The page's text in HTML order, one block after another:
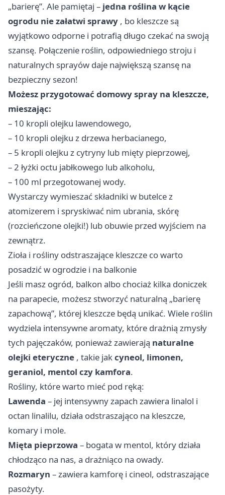
„barierę”. Ale pamiętaj – jedna roślina w kącie
ogrodu nie załatwi sprawy , bo kleszcze są
wyjątkowo odporne i potrafią długo czekać na swoją
szansę. Połączenie roślin, odpowiedniego stroju i
naturalnych sprayów daje największą szansę na
bezpieczny sezon!
Możesz przygotować domowy spray na kleszcze,
mieszając:
– 10 kropli olejku lawendowego,
– 10 kropli olejku z drzewa herbacianego,
– 5 kropli olejku z cytryny lub mięty pieprzowej,
– 2 łyżki octu jabłkowego lub alkoholu,
– 100 ml przegotowanej wody.
Wystarczy wymieszać składniki w butelce z
atomizerem i spryskiwać nim ubrania, skórę
(rozcieńczone olejki!) lub obuwie przed wyjściem na
zewnątrz.
Zioła i rośliny odstraszające kleszcze co warto
posadzić w ogrodzie i na balkonie
Jeśli masz ogród, balkon albo chociaż kilka doniczek
na parapecie, możesz stworzyć naturalną „barierę
zapachową”, której kleszcze będą unikać. Wiele roślin
wydziela intensywne aromaty, które drażnią zmysły
tych pajęczaków, ponieważ zawierają naturalne
olejki eteryczne , takie jakcyneol, limonen,
geraniol, mentol czy kamfora.
Rośliny, które warto mieć pod ręką:
Lawenda – jej intensywny zapach zawiera linalol i
octan linalilu, działa odstraszająco na kleszcze,
komary i mole.
Mięta pieprzowa – bogata w mentol, który działa
chłodząco na nas, a drażniąco na owady.
Rozmaryn – zawiera kamforę i cineol, odstraszające
pasożyty.